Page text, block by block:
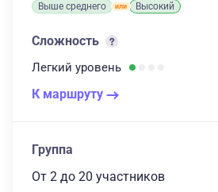
Выше среднего Высокий
Сложность
Легкий уровень
К маршруту
Группа
От 2 до 20 участников